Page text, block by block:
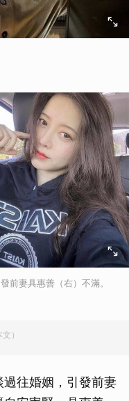
前妻具惠善（右）不滿。
）
往婚姻，引發前妻